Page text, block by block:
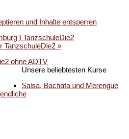
und Inhalte entsperren
I TanzschuleDie2
TanzschuleDie2 »
Unsere beliebtesten Kurse
Salsa, Bachata und Merengue